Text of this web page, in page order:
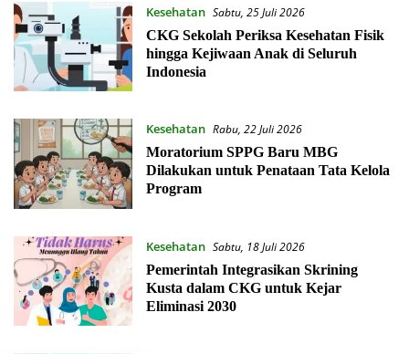
Kesehatan Sabtu, 25 Juli 2026
CKG Sekolah Periksa Kesehatan Fisik
hingga Kejiwaan Anak di Seluruh
Indonesia
Kesehatan Rabu, 22 Juli 2026
Moratorium SPPG Baru MBG
Dilakukan untuk Penataan Tata Kelola
Program
Kesehatan Sabtu, 18 Juli 2026
Pemerintah Integrasikan Skrining
Kusta dalam CKG untuk Kejar
Eliminasi 2030